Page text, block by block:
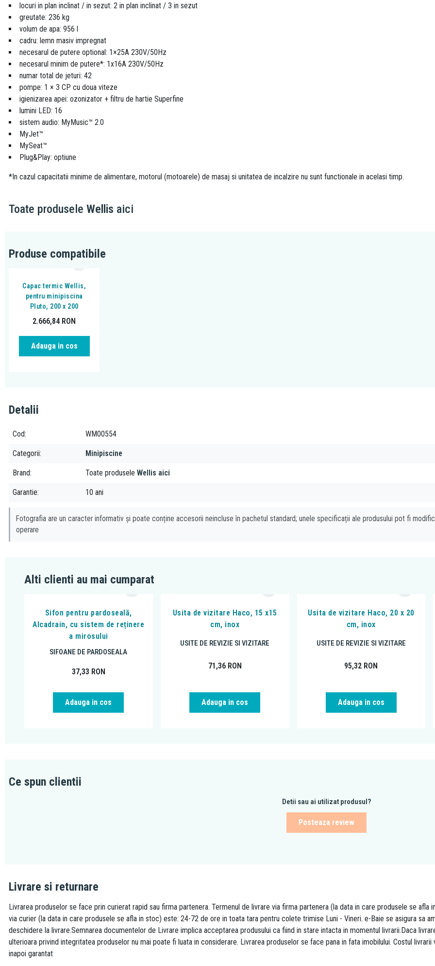
locuri in plan inclinat / in sezut: 2 in plan inclinat / 3 in sezut
greutate: 236 kg
volum de apa: 956 l
cadru: lemn masiv impregnat
necesarul de putere optional: 1×25A 230V/50Hz
necesarul minim de putere*: 1x16A 230V/50Hz
numar total de jeturi: 42
pompe: 1 × 3 CP cu doua viteze
igienizarea apei: ozonizator + filtru de hartie Superfine
lumini LED: 16
sistem audio: MyMusic™ 2.0
MyJet™
MySeat™
Plug&Play: optiune
*In cazul capacitatii minime de alimentare, motorul (motoarele) de masaj si unitatea de incalzire nu sunt functionale in acelasi timp.
Toate produsele Wellis aici
Produse compatibile
Capac termic Wellis,
pentru minipiscina
Pluto, 200 x 200
2.666,84 RON
Adauga in cos
Detalii
Cod WM00554
Categorii Minipiscine
Brand Toate produsele Wellis aici
Garantie 10 ani
Fotografia are un caracter informativ și poate conține accesorii neincluse în pachetul standard; unele specificații ale produsului pot fi
operare
Alti clienti au mai cumparat
Sifon pentru pardoseală,
Alcadrain, cu sistem de reținere
a mirosului
SIFOANE DE PARDOSEALA
37,33 RON
Adauga in cos
Usita de vizitare Haco, 15 x15
cm, inox
USITE DE REVIZIE SI VIZITARE
71,36 RON
Adauga in cos
Usita de vizitare Haco, 20 x 20
cm, inox
USITE DE REVIZIE SI VIZITARE
95,32 RON
Adauga in cos
Ce spun clientii
Detii sau ai utilizat produsul?
Posteaza review
Livrare si returnare
Livrarea produselor se face prin curierat rapid sau firma partenera. Termenul de livrare via firma partenera (la data in care produsele se
via curier (la data in care produsele se afla in stoc) este: 24-72 de ore in toata tara pentru colete trimise Luni - Vineri. e-Baie se asigura sa
deschidere la livrare.Semnarea documentelor de Livrare implica acceptarea produsului ca fiind in stare intacta in momentul livrarii.Daca
ulterioara privind integritatea produselor nu mai poate fi luata in considerare. Livrarea produselor se face pana in fata imobilului. Costul
inapoi garantat